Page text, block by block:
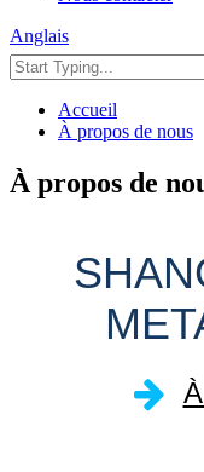
Anglais
Accueil
À propos de nous
À propos de